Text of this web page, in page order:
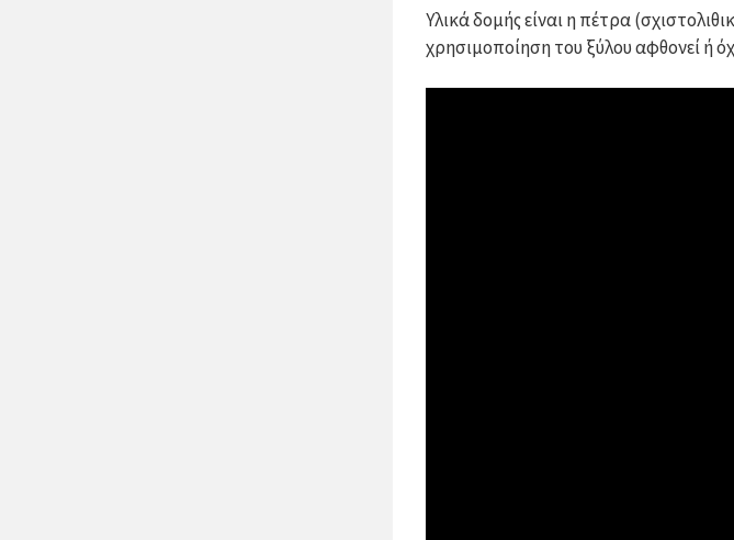
Υλικά δομής είναι η πέτρα
χρησιμοποίηση του ξύλου αφθονεί ή